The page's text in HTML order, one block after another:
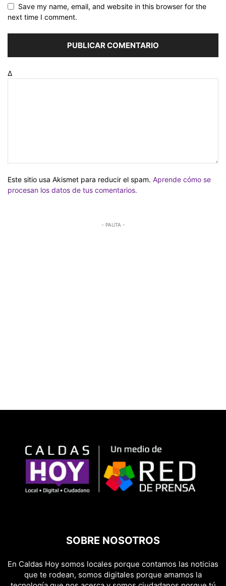
Save my name, email, and website in this browser for the
next time I comment.
Δ
Este sitio usa Akismet para reducir el spam. Aprende cómo se
procesan los datos de tus comentarios.
- PAUTA -
SOBRE NOSOTROS
En Caldas Hoy somos locales porque contamos las noticias
que te rodean, somos digitales porque amamos la